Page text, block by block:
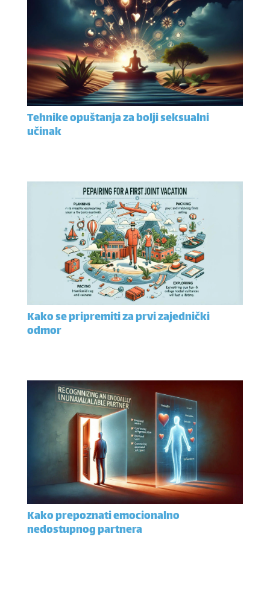
Tehnike opuštanja za bolji seksualni
učinak
Kako se pripremiti za prvi zajednički
odmor
Kako prepoznati emocionalno
nedostupnog partnera